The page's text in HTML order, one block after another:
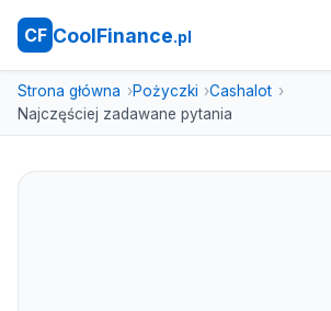
CF CoolFinance.pl
Strona główna Pożyczki
Cashalot
Najczęściej zadawane pytania